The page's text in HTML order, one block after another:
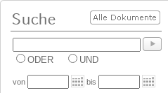
ODER UND
von bis